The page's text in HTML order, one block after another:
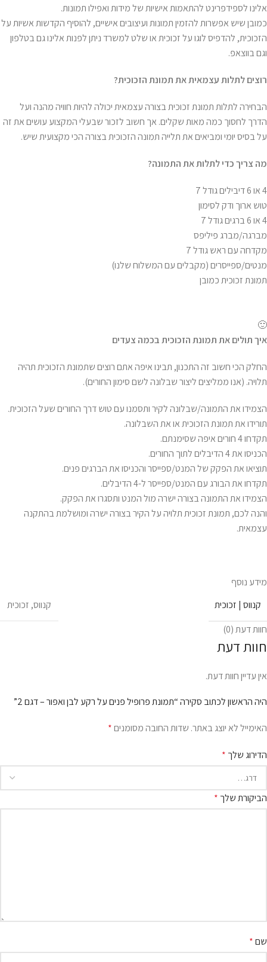
אלינו לספידפרינט להתאמות אישיות של מידות ואפילו תמונות.
כמובן שיש אפשרות להזמין תמונות ועיצובים אישיים, להוסיף הקדשות אשיות על
הזכוכית, להדפיס לוגו על זכוכית או שלט למשרד ניתן לפנות אלינו גם בטלפון
וגם בווצאפ.
רוצים לתלות עצמאית את תמונת הזכוכית?
הבחירה לתלות תמונת זכוכית בצורה עצמאית יכולה להיות חוויה מהנה ועל
הדרך לחסוך כמה מאות שקלים. אך חשוב לזכור שבעלי המקצוע עושים את זה
על בסיס יומי ומביאים את תלייה תמונה הזכוכית בצורה הכי מקצועית שיש.
מה צריך כדי לתלות את התמונה?
4 או 6 דיבילים גודל 7
טוש ארוך ודק לסימון
4 או 6 ברגים גודל 7
מברגה/מברג פיליפס
מקדחה עם ראש גודל 7
מנטים/ספייסרים (מקבלים עם המשלוח שלנו)
תמונת זכוכית כמובן
🙂
איך תולים את תמונת הזכוכית בכמה צעדים
החלק הכי חשוב זה התכנון, תבינו איפה אתם רוצים שתמונת הזכוכית תהיה
תלויה. (אנו ממליצים ליצור שבלונה לשם סימון החורים).
הצמידו את התמונה/שבלונה לקיר ותסמנו עם טוש דרך החורים שעל הזכוכית.
תורידו את תמונת הזכוכית או את השבלונה.
תקדחו 4 חורים איפה שסימנתם.
הכניסו את 4 הדיבלים לתוך החורים.
תוציאו את הפקק של המנט/ספייסר והכניסו את הברגים פנים.
תקדחו את הבורג עם המנט/ספייסר ל-4 הדיבלים.
הצמידו את התמונה בצורה ישרה מול המנט ותסגרו את הפקק.
והנה לכם, תמונת זכוכית תלויה על הקיר בצורה ישרה ומושלמת בהתקנה
עצמאית.
מידע נוסף
קנווס | זכוכית
קנווס, זכוכית
חוות דעת (0)
חוות דעת
אין עדיין חוות דעת.
היה הראשון לכתוב סקירה “תמונת פרופיל פנים על רקע לבן ואפור – דגם 2”
האימייל לא יוצג באתר. שדות החובה מסומנים*
הדירוג שלך *
הביקורת שלך *
שם*